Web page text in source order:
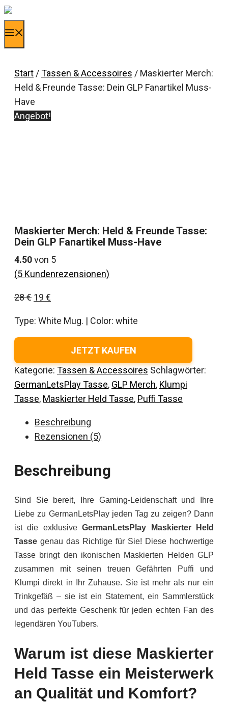
Zum
springen
Start /Tassen & Accessoires / Maskierter Merch:
Held & Freunde Tasse: Dein GLP Fanartikel Muss-
Have
Angebot!
Maskierter Merch: Held & Freunde Tasse:
Dein GLP Fanartikel Muss-Have
4.50von 5
(5 Kundenrezensionen)
28€ Ursprünglicher
war:
28 €
19 €
ist:
19 €.
Type: White Mug. | Color: white
JETZT KAUFEN
Kategorie: Tassen & Accessoires Schlagwörter:
GermanLetsPlay Tasse, GLP Merch, Klumpi
Tasse, Maskierter Held Tasse, Puffi Tasse
Beschreibung
Rezensionen (5)
Beschreibung
Sind Sie bereit, Ihre Gaming-Leidenschaft und Ihre
Liebe zu GermanLetsPlay jeden Tag zu zeigen? Dann
ist die exklusiveGermanLetsPlay Maskierter Held
Tasse genau das Richtige für Sie! Diese hochwertige
Tasse bringt den ikonischen Maskierten Helden GLP
zusammen mit seinen treuen Gefährten Puffi und
Klumpi direkt in Ihr Zuhause. Sie ist mehr als nur ein
Trinkgefäß – sie ist ein Statement, ein Sammlerstück
und das perfekte Geschenk für jeden echten Fan des
legendären YouTubers.
Warum ist diese Maskierter
Held Tasse ein Meisterwerk
an Qualität und Komfort?